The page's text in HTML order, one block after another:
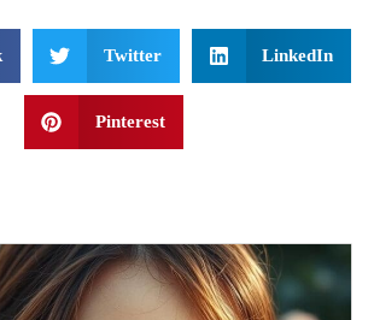
Twitter LinkedIn
Pinterest